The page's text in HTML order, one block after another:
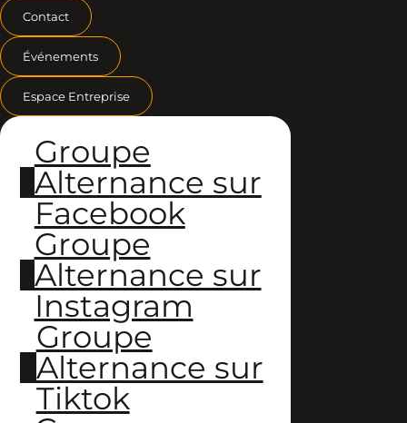
Contact
Événements
Espace Entreprise
Groupe
Alternance sur
Facebook
Groupe
Alternance sur
Instagram
Groupe
Alternance sur
Tiktok